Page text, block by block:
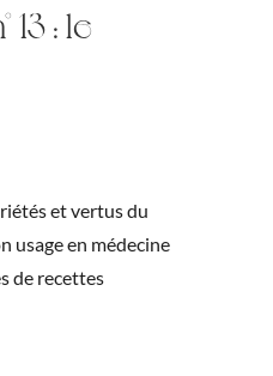
13 : le
et vertus du
usage en médecine
de recettes